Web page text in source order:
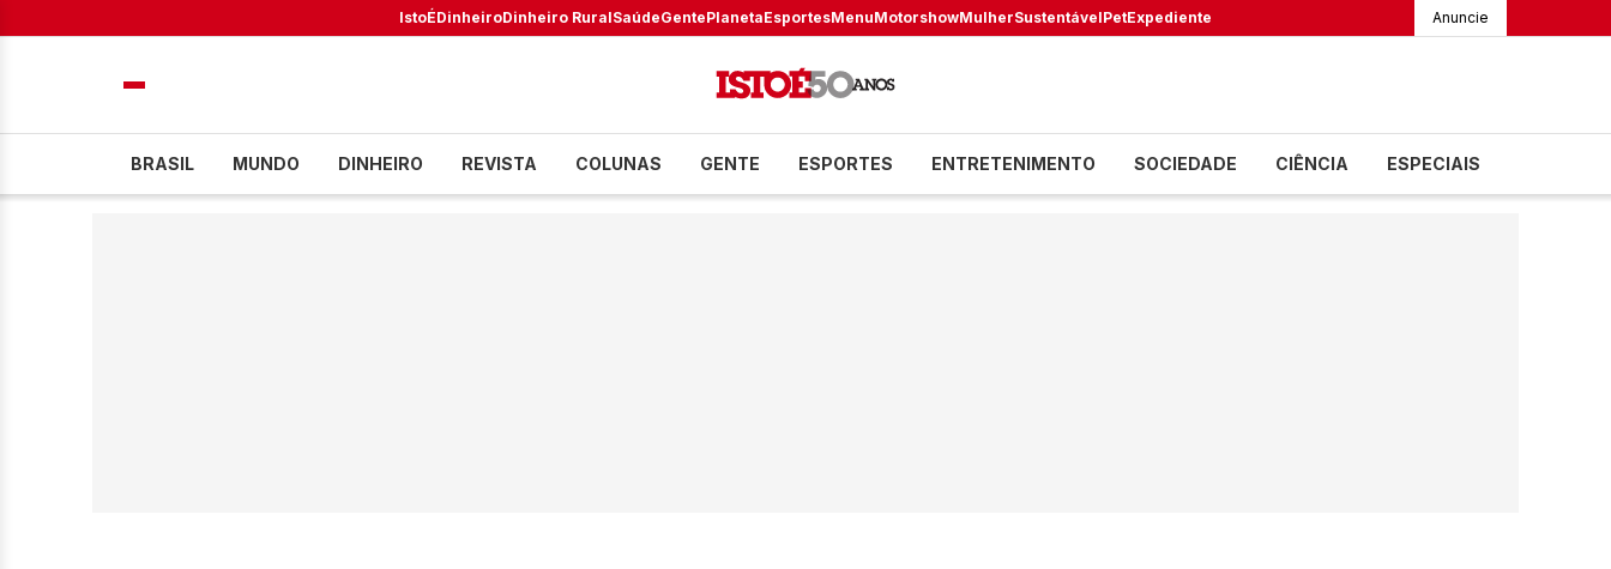
IstoÉDinheiroDinheiro RuralSaúdeGentePlanetaEsportesMenuMotorshowMulherSustentávelPetExpediente Anuncie
BRASIL MUNDO DINHEIRO REVISTA COLUNAS GENTE ESPORTES ENTRETENIMENTO SOCIEDADE CIÊNCIA ESPECIAIS